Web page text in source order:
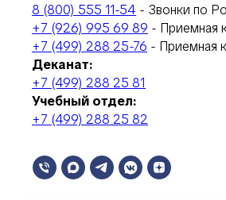
8 (800) 555 11-54 - Звонки по
+7 (926) 995 69 89 - Приемная
+7 (499) 288 25-76 - Приемная
Деканат:
+7 (499) 288 25 81
Учебный отдел:
+7 (499) 288 25 82